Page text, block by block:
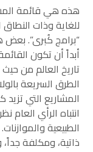
هذه هي قائمة
للغاية وذات
“برامج كُبرى”. بعض
أبداً أن تكون
تاريخ العالم من
الطرق السريعة
المشاريع التي
انتباه الرأي العام
الطبيعية
ذاتية، ومكلفة